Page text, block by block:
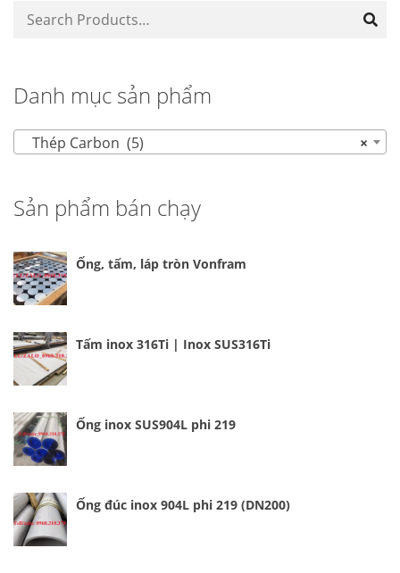
Danh mục sản phẩm
×
Thép Carbon (5)
Sản phẩm bán chạy
Ống, tấm, láp tròn Vonfram
Tấm inox 316Ti | Inox SUS316Ti
Ống inox SUS904L phi 219
Ống đúc inox 904L phi 219 (DN200)